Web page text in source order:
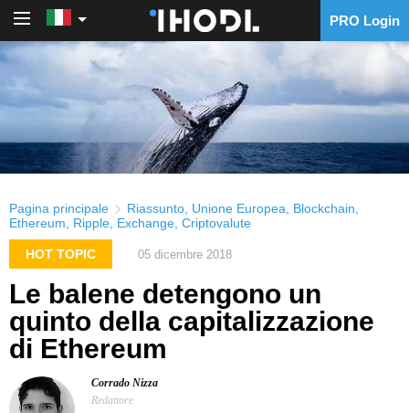
PRO Login
Pagina principale Riassunto Unione Europea Blockchain
Ethereum
Ripple Exchange Criptovalute
HOT TOPIC 05 dicembre 2018
Le balene detengono un
quinto della capitalizzazione
di Ethereum
Corrado Nizza
Redattore